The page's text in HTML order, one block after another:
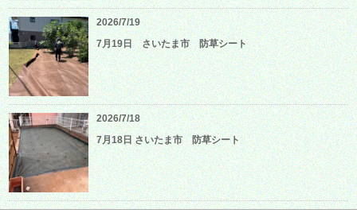
2026/7/19
7月19日 さいたま市 防草シート
2026/7/18
7月18日 さいたま市 防草シート